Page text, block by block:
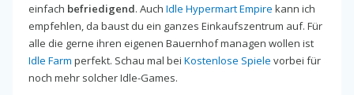
einfach befriedigend. Auch Idle Hypermart Empire kann ich
empfehlen, da baust du ein ganzes Einkaufszentrum auf. Für
alle die gerne ihren eigenen Bauernhof managen wollen ist
Idle Farm perfekt. Schau mal bei Kostenlose Spiele vorbei für
noch mehr solcher Idle-Games.